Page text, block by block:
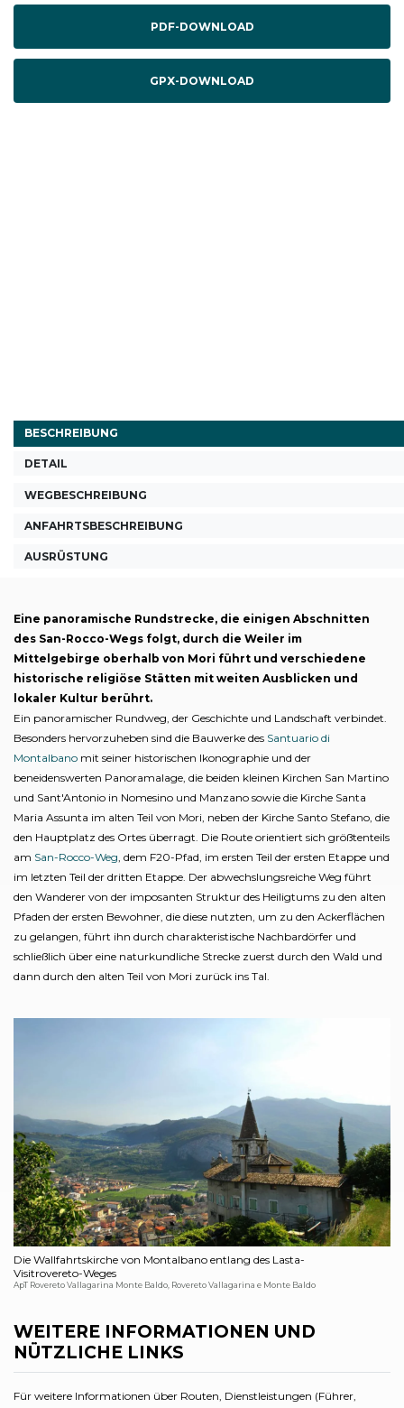
PDF-DOWNLOAD
GPX-DOWNLOAD
BESCHREIBUNG
DETAIL
WEGBESCHREIBUNG
ANFAHRTSBESCHREIBUNG
AUSRÜSTUNG
Eine panoramische Rundstrecke, die einigen Abschnitten
des San-Rocco-Wegs folgt, durch die Weiler im
Mittelgebirge oberhalb von Mori führt und verschiedene
historische religiöse Stätten mit weiten Ausblicken und
lokaler Kultur berührt.
Ein panoramischer Rundweg, der Geschichte und Landschaft verbindet.
Besonders hervorzuheben sind die Bauwerke des Santuario di
Montalbano mit seiner historischen Ikonographie und der
beneidenswerten Panoramalage, die beiden kleinen Kirchen San Martino
und Sant'Antonio in Nomesino und Manzano sowie die Kirche Santa
Maria Assunta im alten Teil von Mori, neben der Kirche Santo Stefano, die
den Hauptplatz des Ortes überragt. Die Route orientiert sich größtenteils
am San-Rocco-Weg , dem F20-Pfad, im ersten Teil der ersten Etappe und
im letzten Teil der dritten Etappe. Der abwechslungsreiche Weg führt
den Wanderer von der imposanten Struktur des Heiligtums zu den alten
Pfaden der ersten Bewohner, die diese nutzten, um zu den Ackerflächen
zu gelangen, führt ihn durch charakteristische Nachbardörfer und
schließlich über eine naturkundliche Strecke zuerst durch den Wald und
dann durch den alten Teil von Mori zurück ins Tal.
Die Wallfahrtskirche von Montalbano entlang des Lasta-
Visitrovereto-Weges
ApT Rovereto Vallagarina Monte Baldo, Rovereto Vallagarina e Monte Baldo
WEITERE INFORMATIONEN UND
NÜTZLICHE LINKS
Für weitere Informationen über Routen, Dienstleistungen (Führer,